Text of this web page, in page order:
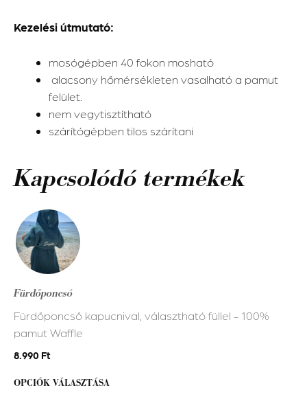
Kezelési útmutató:
mosógépben 40 fokon mosható
alacsony hőmérsékleten vasalható a pamut
felület.
nem vegytisztítható
szárítógépben tilos szárítani
Kapcsolódó termékek
Fürdőponcsó
Fürdőponcső kapucnival, választható füllel - 100%
pamut Waffle
8.990 Ft
OPCIÓK VÁLASZTÁSA
Ennek
a
terméknek
több
van.
A
változatok
a
választhatók